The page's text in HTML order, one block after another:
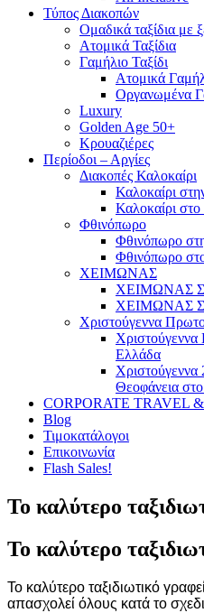
Τύπος Διακοπών
Ομαδικά ταξίδια με
Ατομικά Ταξίδια
Γαμήλιο Ταξίδι
Ατομικά
Οργανωμένα
Luxury
Golden Age 50+
Κρουαζιέρες
Περίοδοι – Αργίες
Διακοπές Καλοκαίρι
Καλοκαίρι
Καλοκαίρι
Φθινόπωρο
Φθινόπωρο
Φθινόπωρο
ΧΕΙΜΩΝΑΣ
ΧΕΙΜΩΝΑΣ
ΧΕΙΜΩΝΑΣ
Χριστούγεννα
Ελλάδα
Θεοφάνεια
CORPORATE TRAVEL
Blog
Τιμοκατάλογοι
Επικοινωνία
Flash Sales!
Το καλύτερο
Το καλύτερο
Το καλύτερο ταξιδιωτικό
απασχολεί όλους κατά το